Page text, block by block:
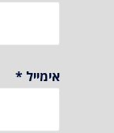
אימייל *